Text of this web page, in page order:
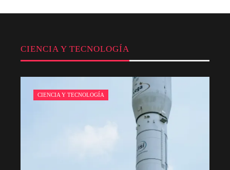
CIENCIA Y TECNOLOGÍA
CIENCIA Y TECNOLOGÍA